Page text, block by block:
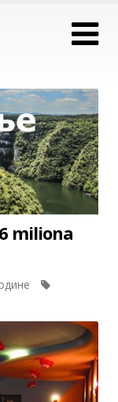
miliona